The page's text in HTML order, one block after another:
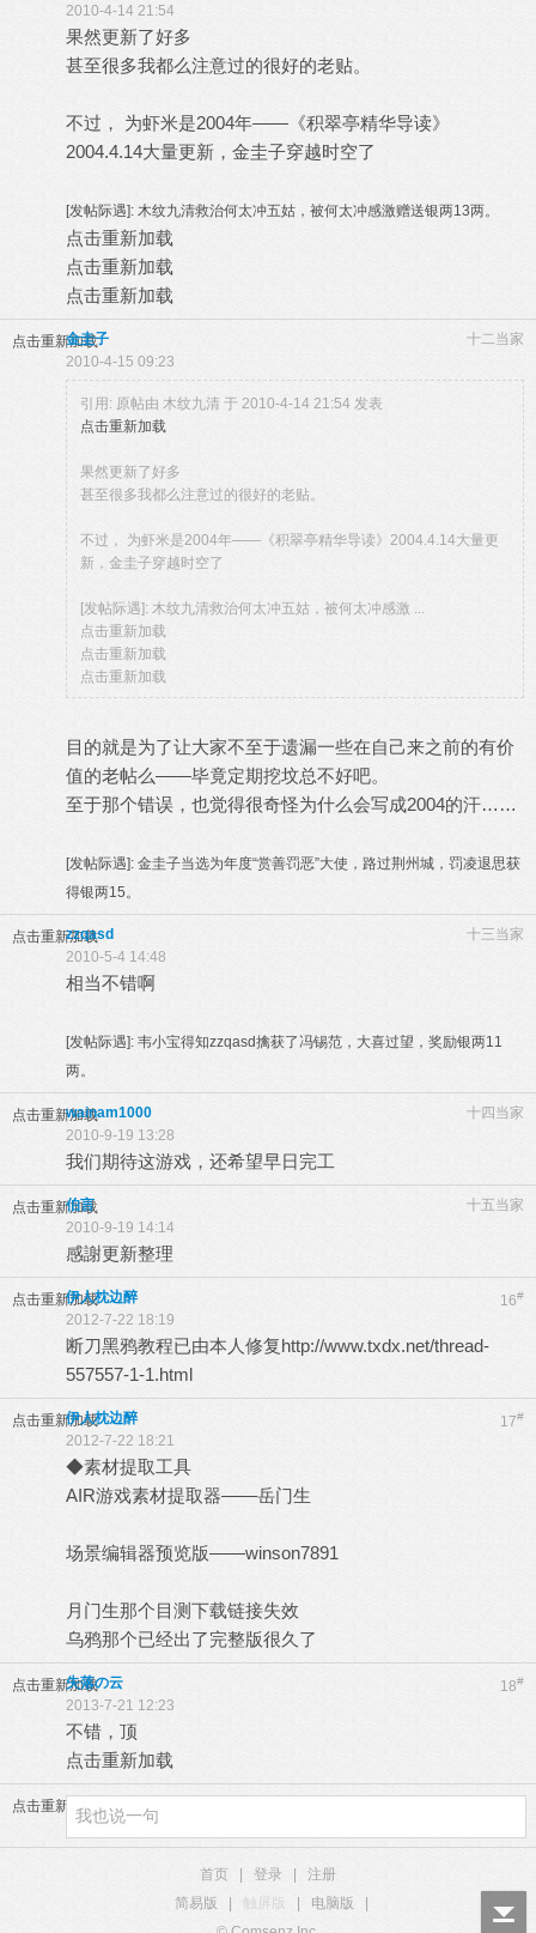
2010-4-14 21:54
果然更新了好多
甚至很多我都么注意过的很好的老贴。
不过， 为虾米是2004年——《积翠亭精华导读》
2004.4.14大量更新，金圭子穿越时空了
[发帖际遇]: 木纹九清救治何太冲五姑，被何太冲感激赠送银两13两。
点击重新加载
点击重新加载
点击重新加载
点击重新加载 十二当家
金圭子
2010-4-15 09:23
引用: 原帖由 木纹九清 于 2010-4-14 21:54 发表
点击重新加载
果然更新了好多
甚至很多我都么注意过的很好的老贴。
不过， 为虾米是2004年——《积翠亭精华导读》2004.4.14大量更
新，金圭子穿越时空了
[发帖际遇]: 木纹九清救治何太冲五姑，被何太冲感激 ...
点击重新加载
点击重新加载
点击重新加载
目的就是为了让大家不至于遗漏一些在自己来之前的有价
值的老帖么——毕竟定期挖坟总不好吧。
至于那个错误，也觉得很奇怪为什么会写成2004的汗……
[发帖际遇]: 金圭子当选为年度“赏善罚恶”大使，路过荆州城，罚凌退思获
得银两15。
点击重新加载 十三当家
zzqasd
2010-5-4 14:48
相当不错啊
[发帖际遇]: 韦小宝得知zzqasd擒获了冯锡范，大喜过望，奖励银两11
两。
点击重新加载 十四当家
wainam1000
2010-9-19 13:28
我们期待这游戏，还希望早日完工
点击重新加载 十五当家
伯言
2010-9-19 14:14
感謝更新整理
点击重新加载 16#
伊人枕边醉
2012-7-22 18:19
断刀黑鸦教程已由本人修复http://www.txdx.net/thread-
557557-1-1.html
点击重新加载 17#
伊人枕边醉
2012-7-22 18:21
◆素材提取工具
AIR游戏素材提取器——岳门生
场景编辑器预览版——winson7891
月门生那个目测下载链接失效
乌鸦那个已经出了完整版很久了
点击重新加载 18#
失落の云
2013-7-21 12:23
不错，顶
点击重新加载
点击重新加载
首页 登录
注册
简易版
触屏版 电脑版